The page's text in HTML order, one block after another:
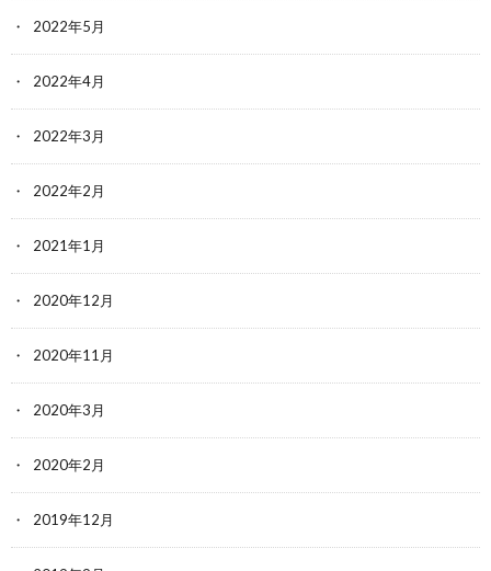
2022年5月
2022年4月
2022年3月
2022年2月
2021年1月
2020年12月
2020年11月
2020年3月
2020年2月
2019年12月